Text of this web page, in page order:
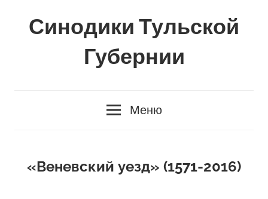
Синодики Тульской
Губернии
Меню
«Веневский уезд» (1571-2016)